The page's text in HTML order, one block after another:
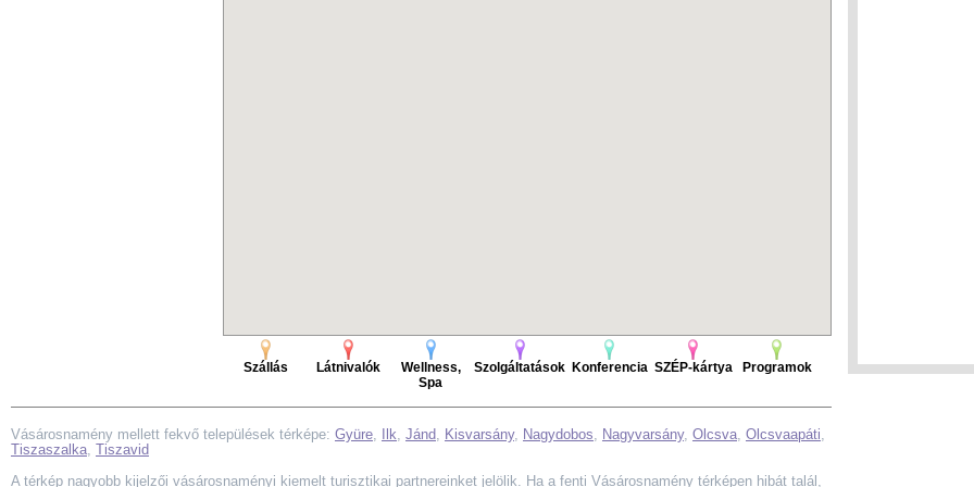
Szállás Látnivalók
Wellness,
Spa
Szolgáltatások Konferencia SZÉP-kártya Programok
Vásárosnamény mellett fekvő települések térképe: Gyüre, Ilk, Jánd, Kisvarsány, Nagydobos, Nagyvarsány, Olcsva, Olcsvaapáti,
Tiszaszalka, Tiszavid
A térkép nagyobb kijelzői vásárosnaményi kiemelt turisztikai partnereinket jelölik. Ha a fenti Vásárosnamény térképen hibát talál,